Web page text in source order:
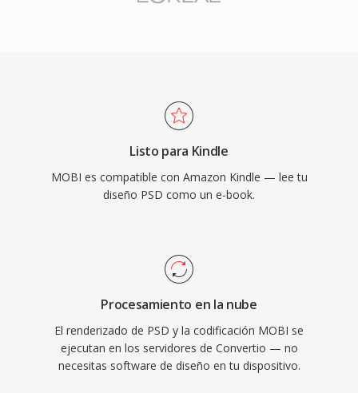
Listo para Kindle
MOBI es compatible con Amazon Kindle — lee tu
diseño PSD como un e-book.
Procesamiento en la nube
El renderizado de PSD y la codificación MOBI se
ejecutan en los servidores de Convertio — no
necesitas software de diseño en tu dispositivo.